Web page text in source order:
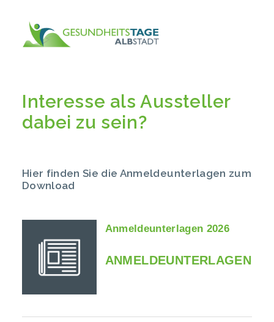
Interesse als Aussteller
dabei zu sein?
Hier finden Sie die Anmeldeunterlagen zum
Download
Anmeldeunterlagen 2026
ANMELDEUNTERLAGEN